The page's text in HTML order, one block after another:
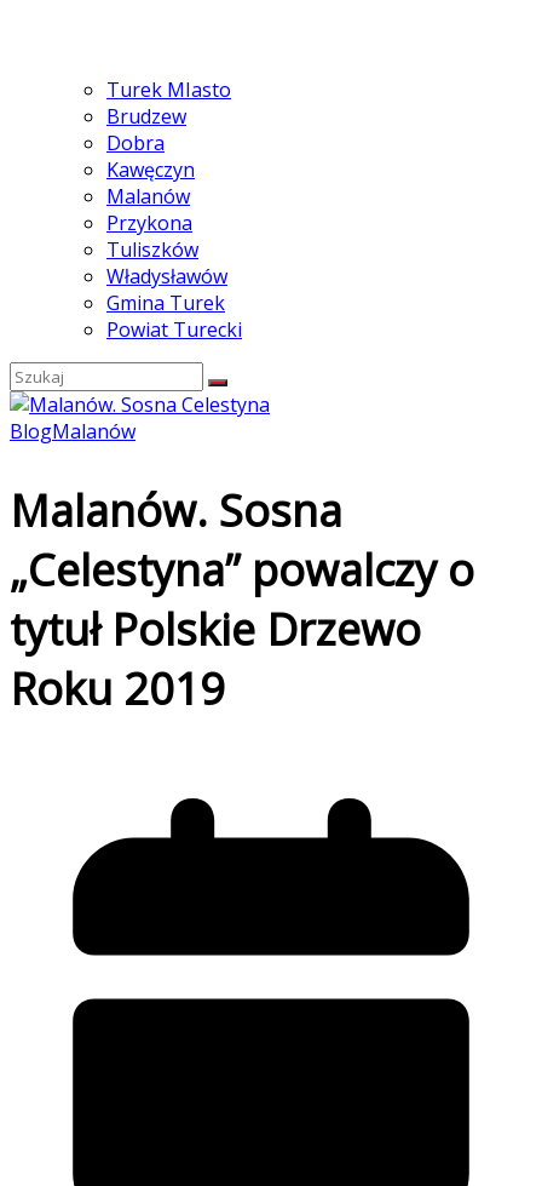
Turek MIasto
Brudzew
Dobra
Kawęczyn
Malanów
Przykona
Tuliszków
Władysławów
Gmina Turek
Powiat Turecki
BlogMalanów
Malanów. Sosna
„Celestyna” powalczy o
tytuł Polskie Drzewo
Roku 2019